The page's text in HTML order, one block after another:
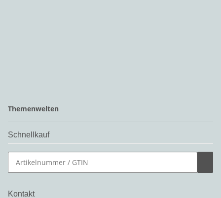
Themenwelten
Schnellkauf
Kontakt